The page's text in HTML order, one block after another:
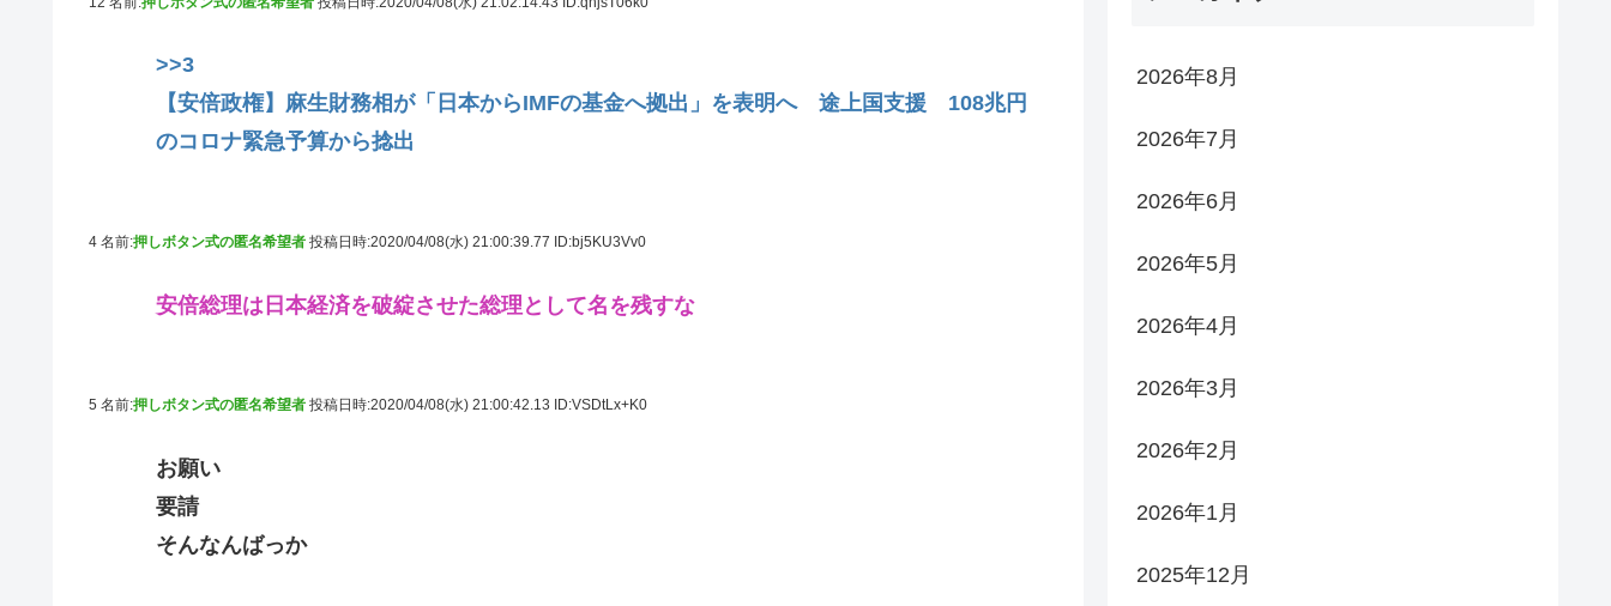
>>3
【安倍政権】麻生財務相が「日本からIMFの基金へ拠出」を表明へ 途上国支援 108兆円
のコロナ緊急予算から捻出
4 名前:押しボタン式の匿名希望者 投稿日時:2020/04/08(水) 21:00:39.77 ID:bj5KU3Vv0
安倍総理は日本経済を破綻させた総理として名を残すな
5 名前:押しボタン式の匿名希望者 投稿日時:2020/04/08(水) 21:00:42.13 ID:VSDtLx+K0
お願い
要請
そんなんばっか
2026年8月
2026年7月
2026年6月
2026年5月
2026年4月
2026年3月
2026年2月
2026年1月
2025年12月